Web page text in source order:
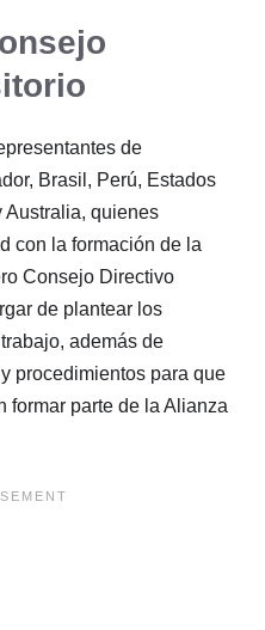
de
Brasil, Perú, Estados
Australia, quienes
con la formación de la
Consejo Directivo
de plantear los
además de
procedimientos para que
formar parte de la Alianza